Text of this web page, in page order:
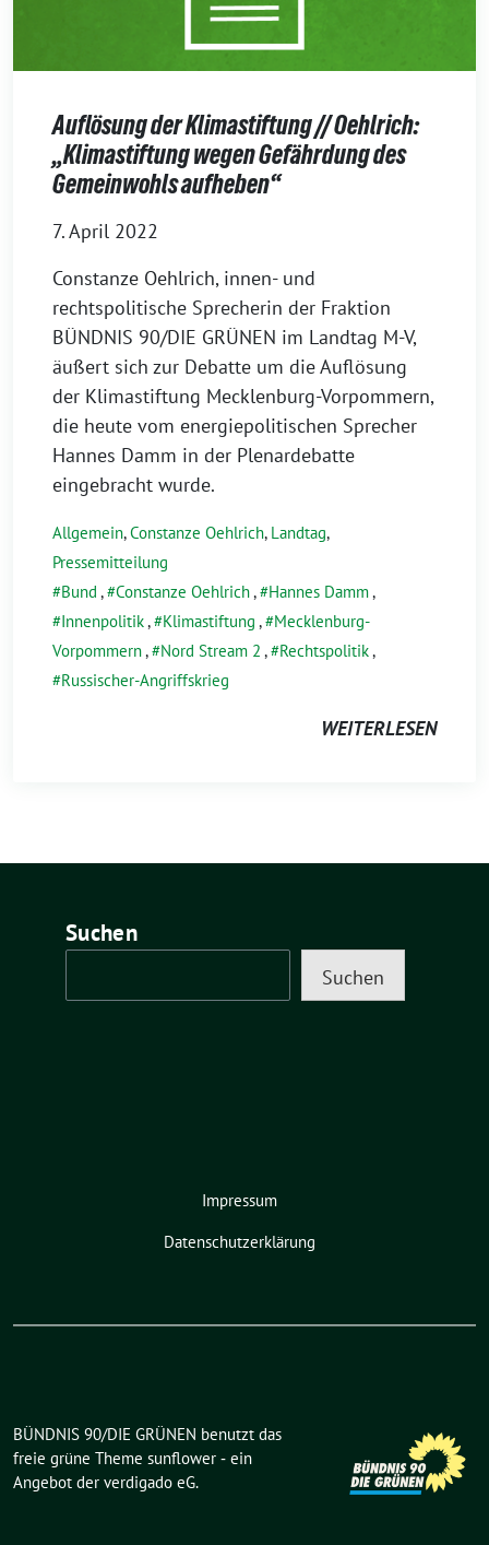
Auflösung der Klimastiftung // Oehlrich:
„Klimastiftung wegen Gefährdung des
Gemeinwohls aufheben“
7. April 2022
Constanze Oehlrich, innen- und
rechtspolitische Sprecherin der Fraktion
BÜNDNIS 90/DIE GRÜNEN im Landtag M-V,
äußert sich zur Debatte um die Auflösung
der Klimastiftung Mecklenburg-Vorpommern,
die heute vom energiepolitischen Sprecher
Hannes Damm in der Plenardebatte
eingebracht wurde.
Allgemein,Constanze Oehlrich, Landtag,
Pressemitteilung
Bund , Constanze Oehlrich, Hannes Damm,
Innenpolitik, Klimastiftung ,
Mecklenburg-
Vorpommern, Nord Stream 2 , Rechtspolitik,
Russischer-Angriffskrieg
WEITERLESEN
Suchen
Suchen
Impressum
Datenschutzerklärung
BÜNDNIS 90/DIE GRÜNEN benutzt das
freie grüne Theme sunflower ‐ ein
Angebot der verdigado eG.